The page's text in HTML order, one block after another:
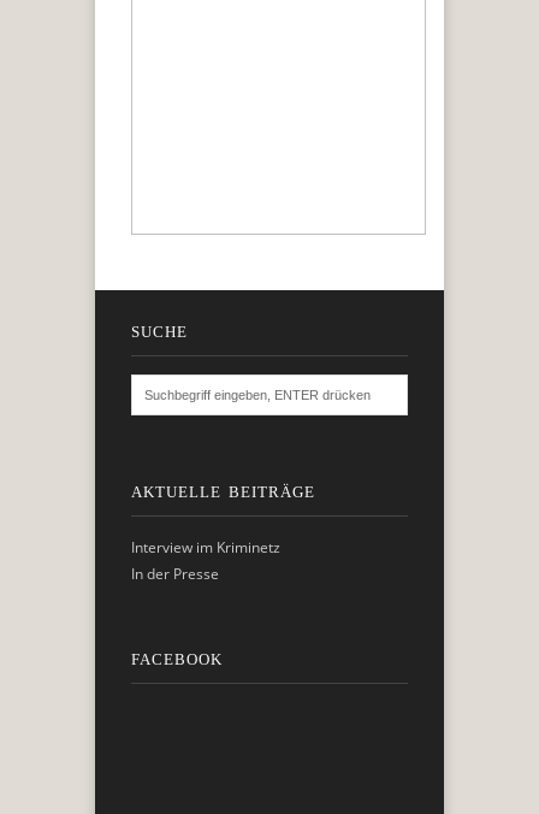
SUCHE
AKTUELLE BEITRÄGE
Interview im Kriminetz
In der Presse
FACEBOOK